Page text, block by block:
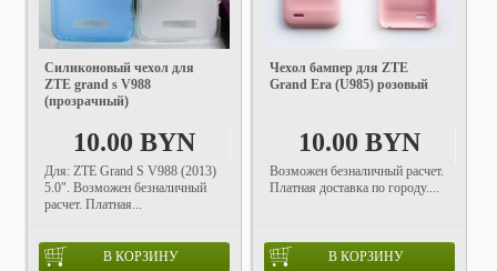
Силиконовый чехол для
ZTE grand s V988
(прозрачный)
10.00 BYN
Для: ZTE Grand S V988 (2013)
5.0". Возможен безналичный
расчет. Платная...
В КОРЗИНУ
Чехол бампер для ZTE
Grand Era (U985) розовый
10.00 BYN
Возможен безналичный расчет.
Платная доставка по городу....
В КОРЗИНУ